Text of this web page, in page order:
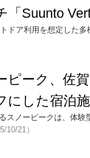
「Suunto
ドア利用を想定した
ピーク、佐
にした宿泊
スノーピークは、体
10/21）